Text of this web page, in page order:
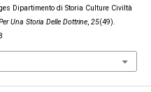
Dipartimento di Storia Culture Civiltà
Una Storia Delle Dottrine, 25(49).